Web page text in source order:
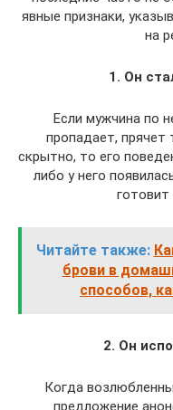
явные признаки,
на
1. Он
Если мужчина по
пропадает,
скрытно, то его
либо у него
Читайте также:
брови в
способов,
2. Он
Когда
предложение